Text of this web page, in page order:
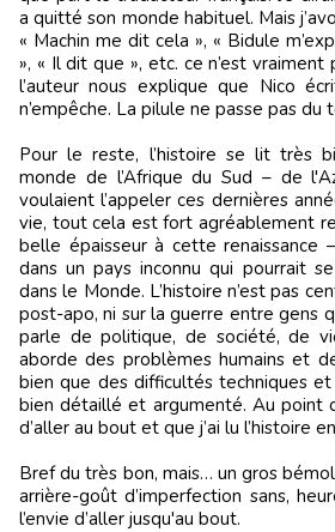
a quitté son monde habituel. Mais
« Machin me dit cela », « Bidule
», « Il dit que », etc. ce n’est
l’auteur nous explique que Nico
n’empêche. La pilule ne passe pas du
Pour le reste, l’histoire se lit très
monde de l’Afrique du Sud – de
voulaient l’appeler ces dernières
vie, tout cela est fort agréablement
belle épaisseur à cette renaissance
dans un pays inconnu qui pourrait
dans le Monde. L’histoire n’est pas
post-apo, ni sur la guerre entre gens
parle de politique, de société, de
aborde des problèmes humains et
bien que des difficultés techniques et
bien détaillé et argumenté. Au point
d’aller au bout et que j’ai lu l’histoire
Bref du très bon, mais… un gros
arrière-goût d’imperfection sans,
l’envie d’aller jusqu'au bout.